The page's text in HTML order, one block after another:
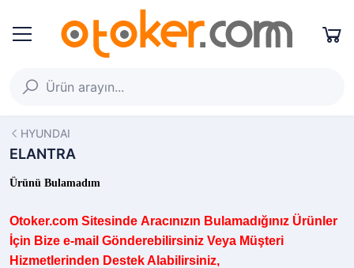
HYUNDAI
ELANTRA
Ürünü Bulamadım
Otoker.com Sitesinde Aracınızın Bulamadığınız Ürünler
İçin Bize e-mail Gönderebilirsiniz Veya Müşteri
Hizmetlerinden Destek Alabilirsiniz,